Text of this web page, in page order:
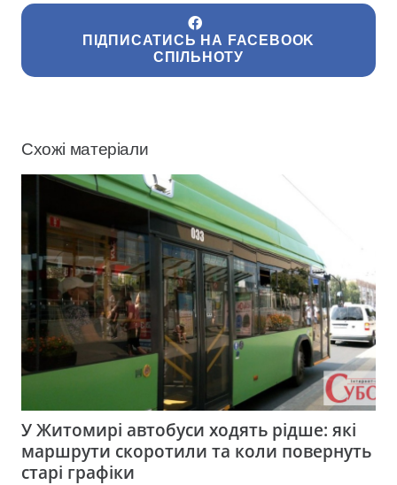
ПІДПИСАТИСЬ НА FACEBOOK
СПІЛЬНОТУ
Схожі матеріали
У Житомирі автобуси ходять рідше: які
маршрути скоротили та коли повернуть
старі графіки